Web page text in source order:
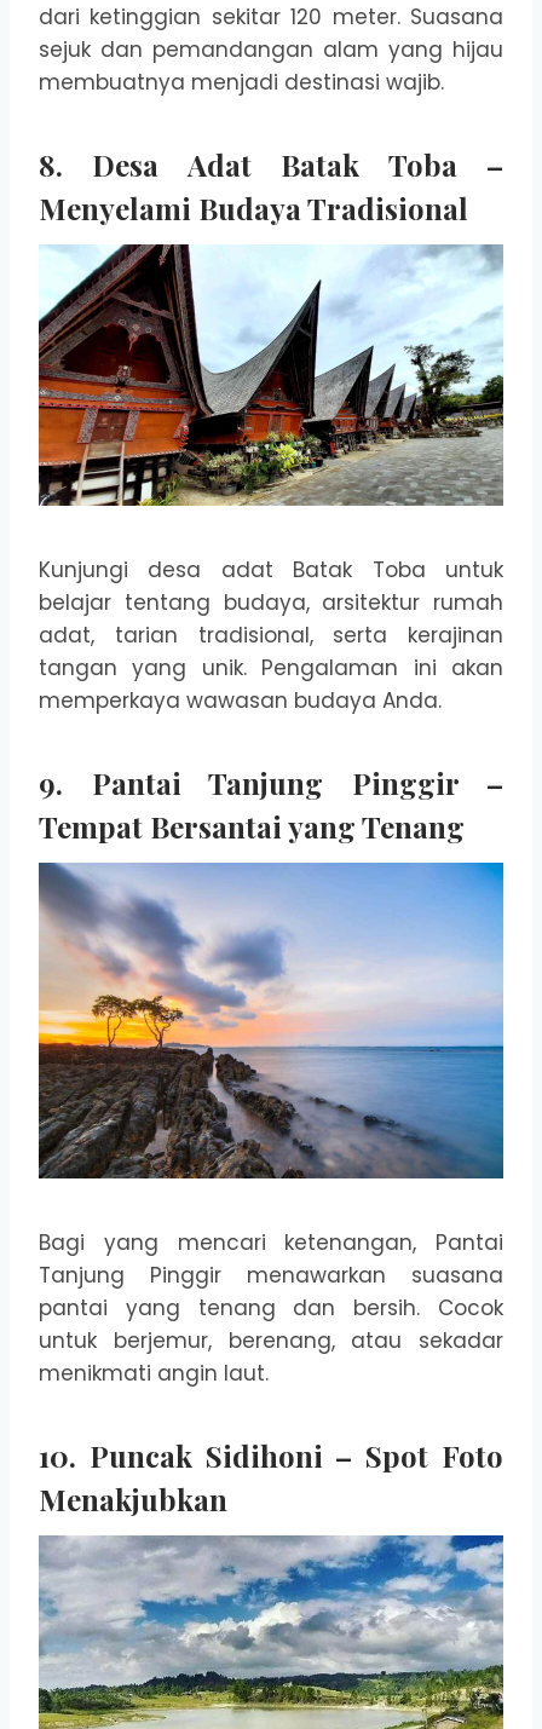
dari ketinggian sekitar 120 meter. Suasana
sejuk dan pemandangan alam yang hijau
membuatnya menjadi destinasi wajib.
8. Desa Adat Batak Toba –
Menyelami Budaya Tradisional
Kunjungi desa adat Batak Toba untuk
belajar tentang budaya, arsitektur rumah
adat, tarian tradisional, serta kerajinan
tangan yang unik. Pengalaman ini akan
memperkaya wawasan budaya Anda.
9. Pantai Tanjung Pinggir –
Tempat Bersantai yang Tenang
Bagi yang mencari ketenangan, Pantai
Tanjung Pinggir menawarkan suasana
pantai yang tenang dan bersih. Cocok
untuk berjemur, berenang, atau sekadar
menikmati angin laut.
10. Puncak Sidihoni – Spot Foto
Menakjubkan